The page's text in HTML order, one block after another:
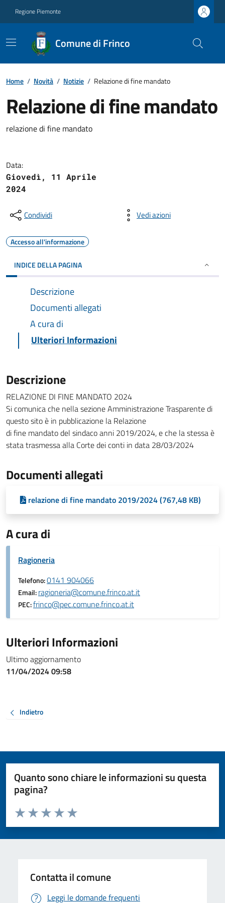
Regione Piemonte
Comune di Frinco
Home / Novità / Notizie / Relazione di fine mandato
Relazione di fine mandato
relazione di fine mandato
Data:
Giovedì, 11 Aprile
2024
Condividi Vedi azioni
Accesso all'informazione
INDICE DELLA PAGINA
Descrizione
Documenti allegati
A cura di
Ulteriori Informazioni
Descrizione
RELAZIONE DI FINE MANDATO 2024
Si comunica che nella sezione Amministrazione Trasparente di
questo sito è in pubblicazione la Relazione
di fine mandato del sindaco anni 2019/2024, e che la stessa è
stata trasmessa alla Corte dei conti in data 28/03/2024
Documenti allegati
relazione di fine mandato 2019/2024 (767,48 KB)
A cura di
Ragioneria
Telefono:0141 904066
Email:ragioneria@comune.frinco.at.it
PEC:frinco@pec.comune.frinco.at.it
Ulteriori Informazioni
Ultimo aggiornamento
11/04/2024 09:58
Indietro
Quanto sono chiare le informazioni su questa
pagina?
Valuta da 1 a 5 stelle la pagina
Valuta 5 stelle su 5
Valuta 4 stelle su 5
Valuta 3 stelle su 5
Valuta 2 stelle su 5
Valuta 1 stelle su 5
Contatta il comune
Leggi le domande frequenti